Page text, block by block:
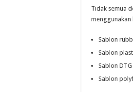
Tidak semua
Sablon
Sablon
Sablon
Sablon